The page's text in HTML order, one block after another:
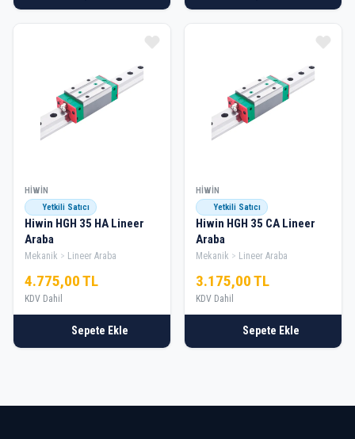
HIWIN
Yetkili Satıcı
Hiwin HGH 35 HA Lineer
Araba
Mekanik Lineer Araba
4.775,00 TL
KDV Dahil
Sepete Ekle
HIWIN
Yetkili Satıcı
Hiwin HGH 35 CA Lineer
Araba
Mekanik Lineer Araba
3.175,00 TL
KDV Dahil
Sepete Ekle